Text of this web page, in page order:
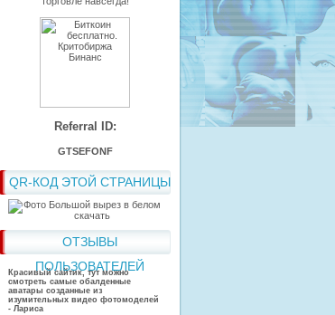
Referral ID:
GTSEFONF
QR-КОД ЭТОЙ СТРАНИЦЫ
ОТЗЫВЫ
ПОЛЬЗОВАТЕЛЕЙ
Красивый сайтик, тут можно
смотреть самые обалденные
аватары созданные из
изумительных видео фотомоделей
- Лариса